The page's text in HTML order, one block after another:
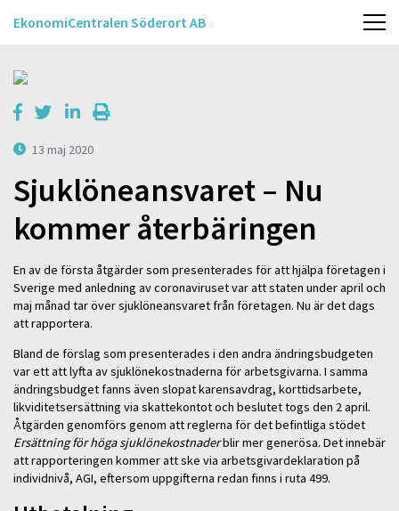
EkonomiCentralen Söderort AB
13 maj 2020
Sjuklöneansvaret – Nu
kommer återbäringen
En av de första åtgärder som presenterades för att hjälpa företagen i
Sverige med anledning av coronaviruset var att staten under april och
maj månad tar över sjuklöneansvaret från företagen. Nu är det dags
att rapportera.
Bland de förslag som presenterades i den andra ändringsbudgeten
var ett att lyfta av sjuklönekostnaderna för arbetsgivarna. I samma
ändringsbudget fanns även slopat karensavdrag, korttidsarbete,
likviditetsersättning via skattekontot och beslutet togs den 2 april.
Åtgärden genomförs genom att reglerna för det befintliga stödet
Ersättning för höga sjuklönekostnaderblir mer generösa. Det innebär
att rapporteringen kommer att ske via arbetsgivardeklaration på
individnivå, AGI, eftersom uppgifterna redan finns i ruta 499.